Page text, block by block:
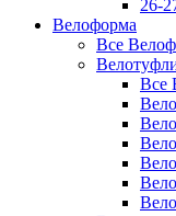
26-
Велоформа
Все
Все